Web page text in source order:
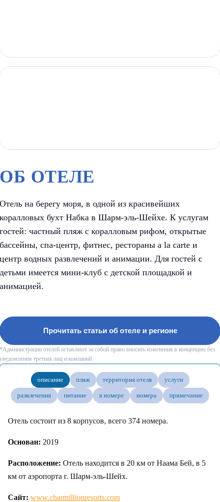
ОБ ОТЕЛЕ
Отель на берегу моря, в одной из красивейших
коралловых бухт Набка в Шарм-эль-Шейхе. К услугам
гостей: частный пляж с коралловым рифом, открытые
бассейны, спа-центр, фитнес, рестораны а la сarte и
центр водных развлечений и анимации. Для гостей с
детьми имеется мини-клуб с детской площадкой и
анимацией.
Прочитать статьи об отеле и регионе
*Администрации отелей оставляют за собой право вносить изменения в концепцию без
уведомления третьих лиц и компаний
описание пляж территория отеля услуги
развлечения питание в номере номера примечание
Отель состоит из 8 корпусов, всего 374 номера.
Основан: 2019
Расположение: Отeль находится в 20 км oт Hаaмa Бей, в 5
км oт aэpoпopта г. Шapм-эль-Шейх.
Сайт: www.charmillionresorts.com